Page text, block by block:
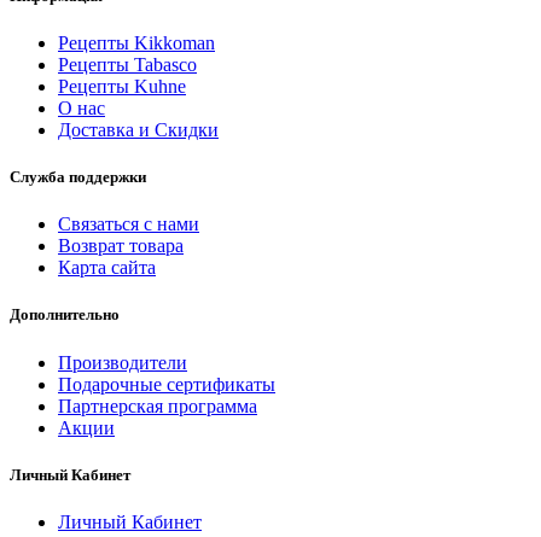
Рецепты Kikkoman
Рецепты Tabasco
Рецепты Kuhne
О нас
Доставка и Скидки
Служба поддержки
Связаться с нами
Возврат товара
Карта сайта
Дополнительно
Производители
Подарочные сертификаты
Партнерская программа
Акции
Личный Кабинет
Личный Кабинет